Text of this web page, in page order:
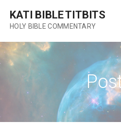
content
KATI BIBLE TITBITS
HOLY BIBLE COMMENTARY